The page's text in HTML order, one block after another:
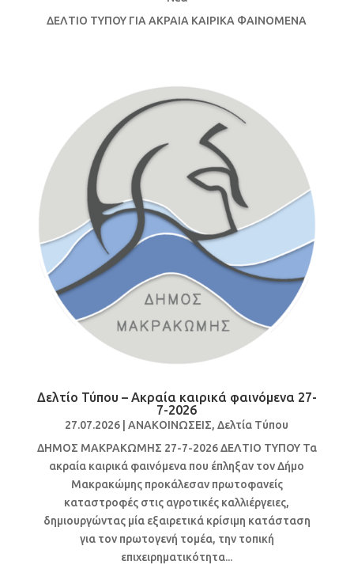
ΔΕΛΤΙΟ ΤΥΠΟΥ ΓΙΑ ΑΚΡΑΙΑ ΚΑΙΡΙΚΑ ΦΑΙΝΟΜΕΝΑ
Δελτίο Τύπου – Ακραία καιρικά φαινόμενα 27-
7-2026
27.07.2026 |ΑΝΑΚΟΙΝΩΣΕΙΣ,Δελτία Τύπου
ΔΗΜΟΣ ΜΑΚΡΑΚΩΜΗΣ 27-7-2026 ΔΕΛΤΙΟ ΤΥΠΟΥ Τα
ακραία καιρικά φαινόμενα που έπληξαν τον Δήμο
Μακρακώμης προκάλεσαν πρωτοφανείς
καταστροφές στις αγροτικές καλλιέργειες,
δημιουργώντας μία εξαιρετικά κρίσιμη κατάσταση
για τον πρωτογενή τομέα, την τοπική
επιχειρηματικότητα...